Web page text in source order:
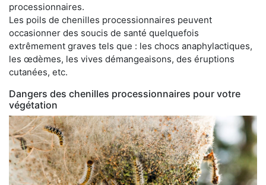
processionnaires.
Les poils de chenilles processionnaires peuvent
occasionner des soucis de santé quelquefois
extrêmement graves tels que : les chocs anaphylactiques,
les œdèmes, les vives démangeaisons, des éruptions
cutanées, etc.
Dangers des chenilles processionnaires pour votre
végétation